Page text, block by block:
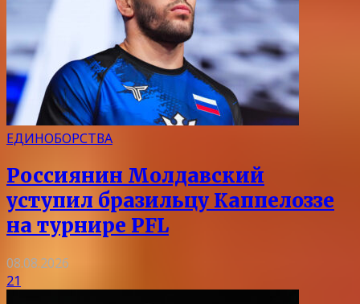
ЕДИНОБОРСТВА
Россиянин Молдавский
уступил бразильцу Каппелоззе
на турнире PFL
08.08.2026
21